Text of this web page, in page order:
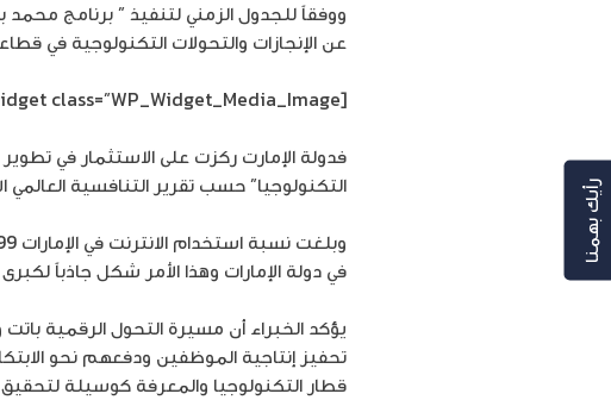
عن الإنجازات والتحولات التكنولوجية في
[siteorigin_widget class=”WP_Widget_Media_Image”]
فدولة الإمارت ركزت على الاستثمار في
التكنولوجيا” حسب تقرير التنافسية
في دولة الإمارات وهذا الأمر شكل جاذباً
يؤكد الخبراء أن مسيرة التحول الرقمية
تحفيز إنتاجية الموظفين ودفعهم نحو
قطار التكنولوجيا والمعرفة كوسيلة
رأيك بهمنا